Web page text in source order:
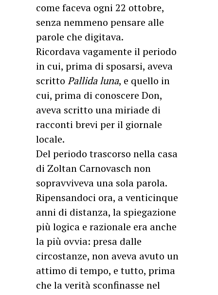
come faceva ogni 22 ottobre,
senza nemmeno pensare alle
parole che digitava.
Ricordava vagamente il periodo
in cui, prima di sposarsi, aveva
scritto Pallida luna, e quello in
cui, prima di conoscere Don,
aveva scritto una miriade di
racconti brevi per il giornale
locale.
Del periodo trascorso nella casa
di Zoltan Carnovasch non
sopravviveva una sola parola.
Ripensandoci ora, a venticinque
anni di distanza, la spiegazione
più logica e razionale era anche
la più ovvia: presa dalle
circostanze, non aveva avuto un
attimo di tempo, e tutto, prima
che la verità sconfinasse nel